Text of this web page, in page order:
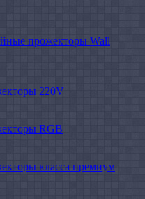
прожекторы Wall
220V
RGB
класса премиум